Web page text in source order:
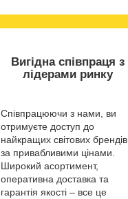
Вигідна співпраця з
лідерами ринку
Співпрацюючи з нами, ви
отримуєте доступ до
найкращих світових брендів
за привабливими цінами.
Широкий асортимент,
оперативна доставка та
гарантія якості – все це